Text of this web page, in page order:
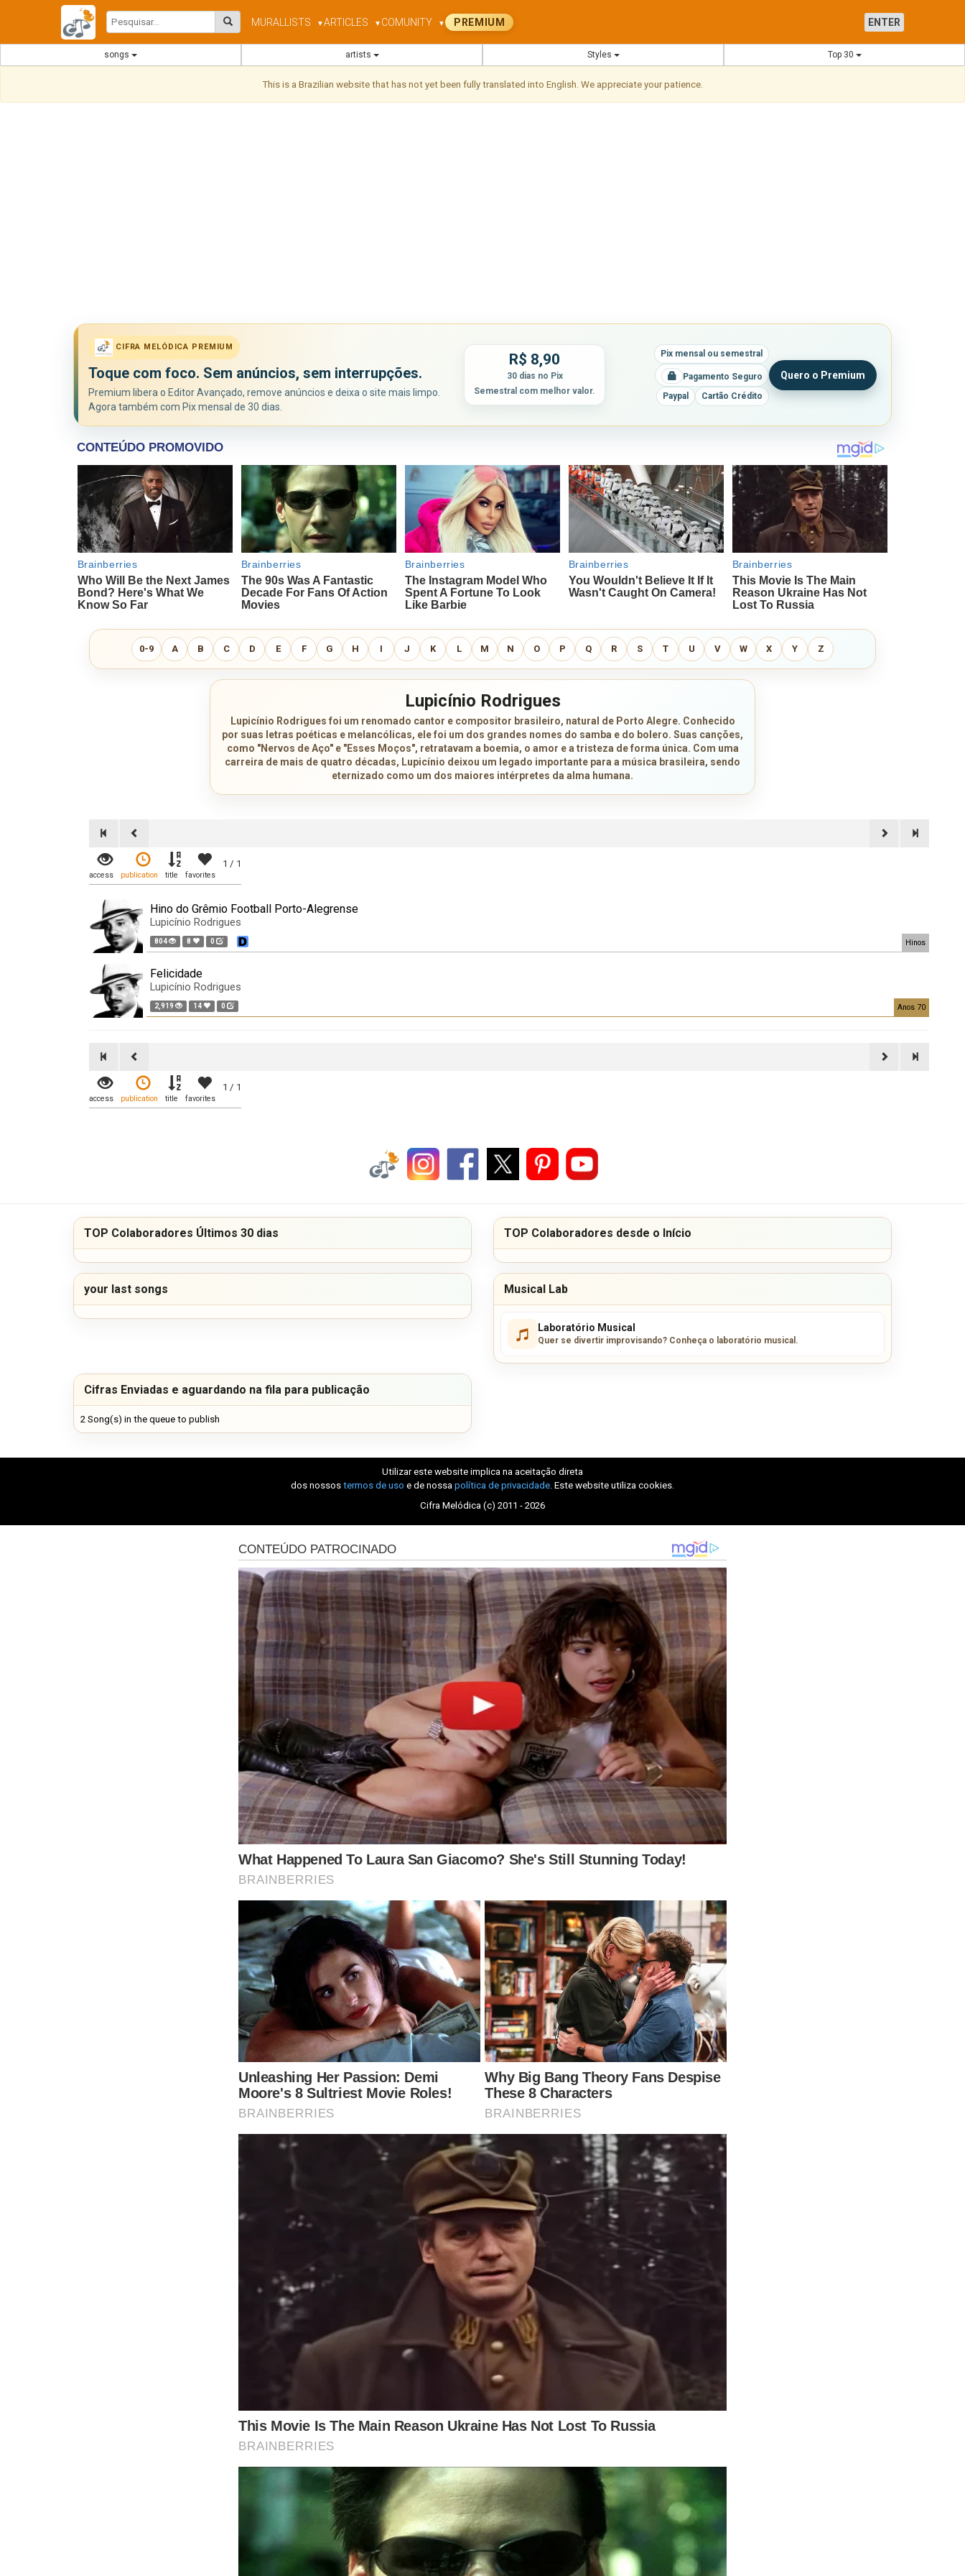
MURAL LISTS ▼ARTICLES ▼ COMUNITY ▼ PREMIUM ENTER
songs artists Styles Top 30
This is a Brazilian website that has not yet been fully translated into English. We appreciate your patience.
CIFRA MELÓDICA PREMIUM
Toque com foco. Sem anúncios, sem interrupções.
Premium libera o Editor Avançado, remove anúncios e deixa o site mais limpo.
Agora também com Pix mensal de 30 dias.
R$ 8,90
30 dias no Pix
Semestral com melhor valor.
Pix mensal ou semestral
Pagamento Seguro
Paypal
Cartão Crédito
Quero o Premium
0-9 A B C D E F G H I J K L M N O P Q R S T U V W X Y Z
Lupicínio Rodrigues
Lupicínio Rodrigues foi um renomado cantor e compositor brasileiro, natural de Porto Alegre. Conhecido
por suas letras poéticas e melancólicas, ele foi um dos grandes nomes do samba e do bolero. Suas canções,
como "Nervos de Aço" e "Esses Moços", retratavam a boemia, o amor e a tristeza de forma única. Com uma
carreira de mais de quatro décadas, Lupicínio deixou um legado importante para a música brasileira, sendo
eternizado como um dos maiores intérpretes da alma humana.
1 / 1
access publication title favorites
Hino do Grêmio Football Porto-Alegrense
Lupicínio Rodrigues
804 8 0 Hinos
Felicidade
Lupicínio Rodrigues
2,919 14 0 Anos 70
1 / 1
access publication title favorites
TOP Colaboradores Últimos 30 dias TOP Colaboradores desde o Início
your last songs Musical Lab
Laboratório Musical
Quer se divertir improvisando? Conheça o laboratório musical.
Cifras Enviadas e aguardando na fila para publicação
2 Song(s) in the queue to publish
Utilizar este website implica na aceitação direta
dos nossos termos de uso e de nossa política de privacidade. Este website utiliza cookies.
Cifra Melódica (c) 2011 - 2026